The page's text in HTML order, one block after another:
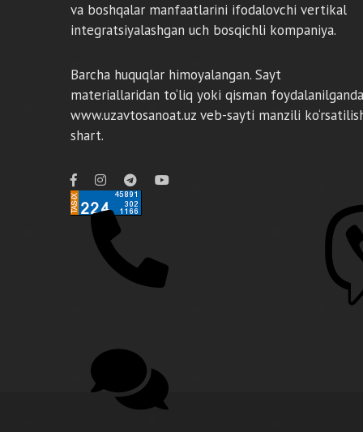
va boshqalar manfaatlarini ifodalovchi vertikal
integratsiyalashgan uch bosqichli kompaniya.
Barcha huquqlar himoyalangan. Sayt
materiallaridan to‘liq yoki qisman foydalanilganda
www.uzavtosanoat.uz veb-sayti manzili
shart.